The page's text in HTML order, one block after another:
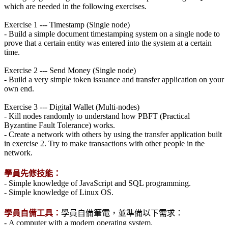
which are needed in the following exercises.
Exercise 1 --- Timestamp (Single node)
- Build a simple document timestamping system on a single node to
prove that a certain entity was entered into the system at a certain
time.
Exercise 2 --- Send Money (Single node)
- Build a very simple token issuance and transfer application on your
own end.
Exercise 3 --- Digital Wallet (Multi-nodes)
- Kill nodes randomly to understand how PBFT (Practical
Byzantine Fault Tolerance) works.
- Create a network with others by using the transfer application built
in exercise 2. Try to make transactions with other people in the
network.
學員先修技能：
- Simple knowledge of JavaScript and SQL programming.
- Simple knowledge of Linux OS.
學員自備工具： 學員自備筆電，並準備以下需求：
- A computer with a modern operating system.